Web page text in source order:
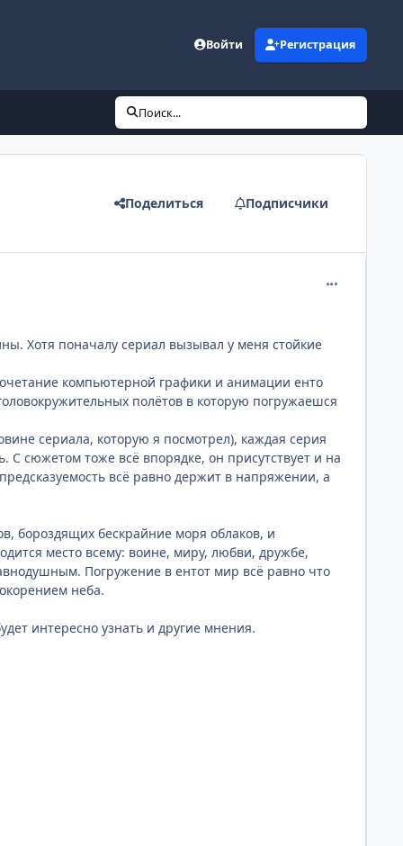
Войти Регистрация
Поиск...
Поделиться Подписчики
comment_99
Хотя поначалу сериал вызывал у меня стойкие
компьютерной графики и анимации енто
полётов в которую погружаешся
сериала, которую я посмотрел), каждая серия
С сюжетом тоже всё впорядке, он присутствует и на
всё равно держит в напряжении, а
бороздящих бескрайние моря облаков, и
место всему: воине, миру, любви, дружбе,
Погружение в ентот мир всё равно что
неба.
интересно узнать и другие мнения.